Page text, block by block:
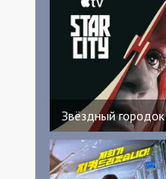
Звёздный городок